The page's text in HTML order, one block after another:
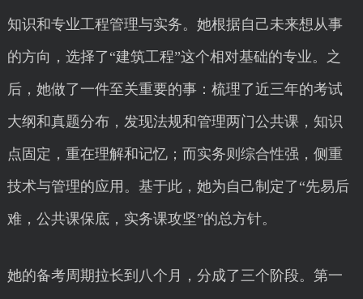
知识和专业工程管理与实务。她根据自己未来想从事
的方向，选择了“建筑工程”这个相对基础的专业。之
后，她做了一件至关重要的事：梳理了近三年的考试
大纲和真题分布，发现法规和管理两门公共课，知识
点固定，重在理解和记忆；而实务则综合性强，侧重
技术与管理的应用。基于此，她为自己制定了“先易后
难，公共课保底，实务课攻坚”的总方针。
她的备考周期拉长到八个月，分成了三个阶段。第一